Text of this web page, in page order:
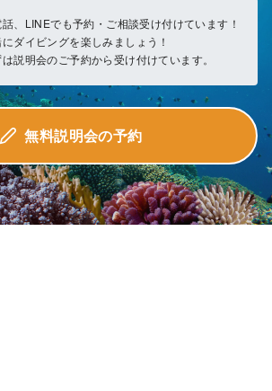
話、LINEでも予約・ご相談受け付けています！
ダイビングを楽しみましょう！
は説明会のご予約から受け付けています。
無料説明会の予約